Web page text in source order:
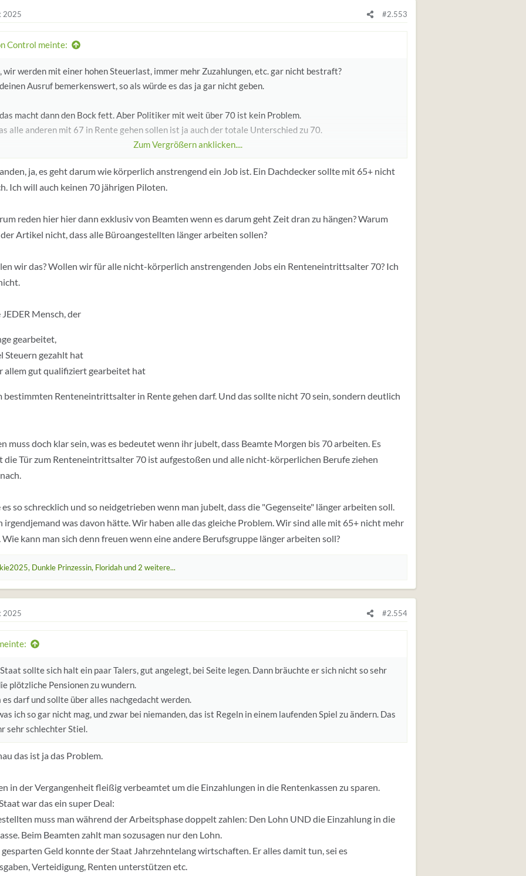
2025 #2.553
Control meinte:
wir werden mit einer hohen Steuerlast, immer mehr Zuzahlungen, etc. gar nicht bestraft?
Ausruf bemerkenswert, so als würde es das ja gar nicht geben.
macht dann den Bock fett. Aber Politiker mit weit über 70 ist kein Problem.
alle anderen mit 67 in Rente gehen sollen ist ja auch der totale Unterschied zu 70.
Dachdecker mit 65 nicht mehr aufs Dach kann muss er in Frührente gehen.
ein Polizeibeamter auch, wenn er nicht mehr Dienstfähig ist. Was spielt das für eine Rolle ob man
ist oder nicht? Im Gegenteil, die Knochenjobs spielen eine Rolle.
Zum Vergrößern anklicken....
ja, es geht darum wie körperlich anstrengend ein Job ist. Ein Dachdecker sollte mit 65+ nicht
Ich will auch keinen 70 jährigen Piloten.
reden hier hier dann exklusiv von Beamten wenn es darum geht Zeit dran zu hängen? Warum
Artikel nicht, dass alle Büroangestellten länger arbeiten sollen?
wir das? Wollen wir für alle nicht-körperlich anstrengenden Jobs ein Renteneintrittsalter 70? Ich
Mensch, der
gearbeitet,
Steuern gezahlt hat
allem gut qualifiziert gearbeitet hat
bestimmten Renteneintrittsalter in Rente gehen darf. Und das sollte nicht 70 sein, sondern deutlich
muss doch klar sein, was es bedeutet wenn ihr jubelt, dass Beamte Morgen bis 70 arbeiten. Es
die Tür zum Renteneintrittsalter 70 ist aufgestoßen und alle nicht-körperlichen Berufe ziehen
so schrecklich und so neidgetrieben wenn man jubelt, dass die "Gegenseite" länger arbeiten soll.
irgendjemand was davon hätte. Wir haben alle das gleiche Problem. Wir sind alle mit 65+ nicht mehr
Wie kann man sich denn freuen wenn eine andere Berufsgruppe länger arbeiten soll?
, Dunkle Prinzessin, Floridahund 2 weitere...
2025 #2.554
sollte sich halt ein paar Talers, gut angelegt, bei Seite legen. Dann bräuchte er sich nicht so sehr
plötzliche Pensionen zu wundern.
es darf und sollte über alles nachgedacht werden.
ich so gar nicht mag, und zwar bei niemanden, das ist Regeln in einem laufenden Spiel zu ändern. Das
sehr schlechter Stiel.
das ist ja das Problem.
in der Vergangenheit fleißig verbeamtet um die Einzahlungen in die Rentenkassen zu sparen.
war das ein super Deal:
muss man während der Arbeitsphase doppelt zahlen: Den Lohn UND die Einzahlung in die
Beim Beamten zahlt man sozusagen nur den Lohn.
Geld konnte der Staat Jahrzehntelang wirtschaften. Er alles damit tun, sei es
Verteidigung, Renten unterstützen etc.